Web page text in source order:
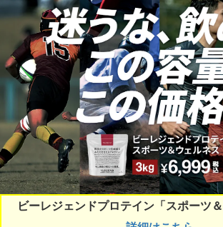
ビーレジェンドプロテイン「スポーツ